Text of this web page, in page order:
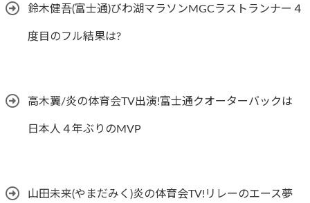
鈴木健吾(富士通)びわ湖マラソンMGCラストランナー４
度目のフル結果は?
高木翼/炎の体育会TV出演!富士通クオーターバックは
日本人４年ぶりのMVP
山田未来(やまだみく)炎の体育会TV!リレーのエース夢